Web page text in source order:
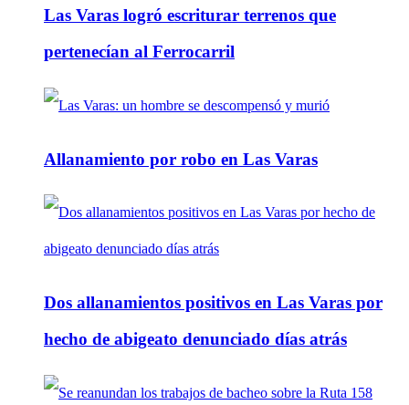
Las Varas logró escriturar terrenos que
pertenecían al Ferrocarril
Allanamiento por robo en Las Varas
Dos allanamientos positivos en Las Varas por
hecho de abigeato denunciado días atrás